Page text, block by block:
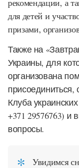
рекомендации, а
для детей и
призами,
Также на
Украины, для
организована
присоединиться,
Клуба
+371 29576763) и
вопросы.
Увидимся